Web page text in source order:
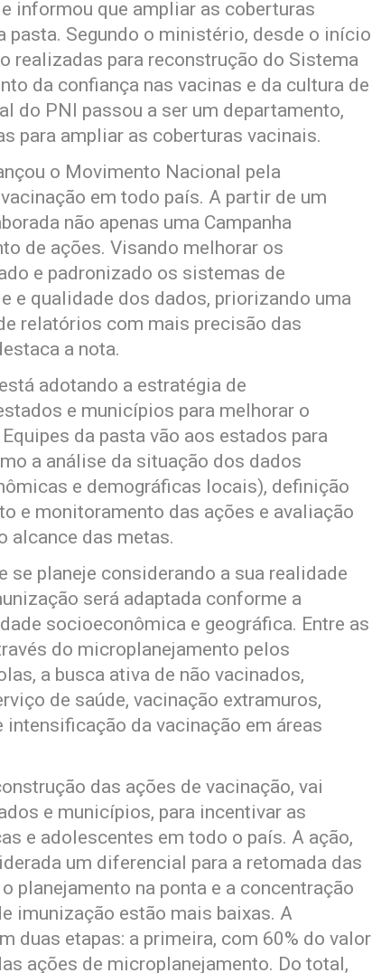
informou que ampliar as coberturas
pasta. Segundo o ministério, desde o início
realizadas para reconstrução do Sistema
da confiança nas vacinas e da cultura de
do PNI passou a ser um departamento,
para ampliar as coberturas vacinais.
o Movimento Nacional pela
em todo país. A partir de um
não apenas uma Campanha
de ações. Visando melhorar os
e padronizado os sistemas de
e qualidade dos dados, priorizando uma
relatórios com mais precisão das
a nota.
adotando a estratégia de
e municípios para melhorar o
da pasta vão aos estados para
a análise da situação dos dados
e demográficas locais), definição
e monitoramento das ações e avaliação
alcance das metas.
se planeje considerando a sua realidade
será adaptada conforme a
socioeconômica e geográfica. Entre as
do microplanejamento pelos
a busca ativa de não vacinados,
de saúde, vacinação extramuros,
intensificação da vacinação em áreas
das ações de vacinação, vai
e municípios, para incentivar as
e adolescentes em todo o país. A ação,
um diferencial para a retomada das
planejamento na ponta e a concentração
imunização estão mais baixas. A
duas etapas: a primeira, com 60% do valor
ações de microplanejamento. Do total,